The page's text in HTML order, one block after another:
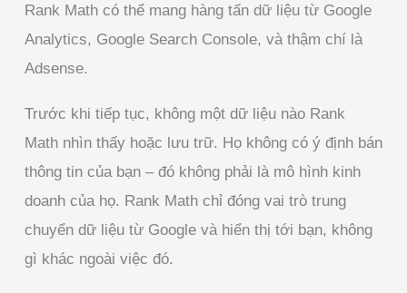
Rank Math có thể mang hàng tấn dữ liệu từ Google
Analytics, Google Search Console, và thậm chí là
Adsense.
Trước khi tiếp tục, không một dữ liệu nào Rank
Math nhìn thấy hoặc lưu trữ. Họ không có ý định bán
thông tin của bạn – đó không phải là mô hình kinh
doanh của họ. Rank Math chỉ đóng vai trò trung
chuyển dữ liệu từ Google và hiển thị tới bạn, không
gì khác ngoài việc đó.